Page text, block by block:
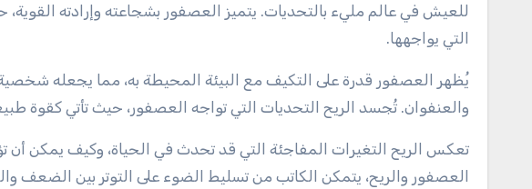
للعيش في عالم مليء بالتحديات. يتميز العصفور بشجاعته وإرادته
التي يواجهها.
يُظهر العصفور قدرة على التكيف مع البيئة المحيطة به، مما يجعله
والعنفوان. تُجسد الريح التحديات التي تواجه العصفور، حيث تأتي كقوة
تعكس الريح التغيرات المفاجئة التي قد تحدث في الحياة، وكيف يمكن أن
العصفور والريح، يتمكن الكاتب من تسليط الضوء على التوتر بين الضعف